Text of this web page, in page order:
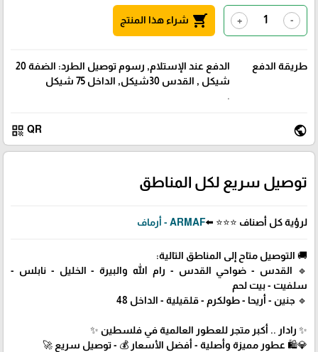
-
+
shopping_cart شراء هذا المنتج
طريقة الدفع
الدفع عند الإستلام, رسوم توصيل الطرد: الضفة 20
شيكل , القدس 30شيكل, الداخل 75 شيكل
.
public
QR
qr_code
توصيل سريع لكل المناطق
لرؤية كل أصناف ⭐⭐⭐ ⬅️ARMAF - أرماف
🚚 التوصيل متاح إلى المناطق التالية:
🔹 القدس - ضواحي القدس - رام الله والبيرة - الخليل - نابلس -
سلفيت - بيت لحم
🔹 جنين - أريحا - طولكرم - قلقيلية - الداخل 48
✨ رادار .. أكبر متجر للعطور العالمية في فلسطين ✨
💎🛍️ عطور مميزة وأصلية - أفضل الأسعار 💰 - توصيل سريع 🚀